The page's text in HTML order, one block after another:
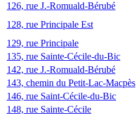
126, rue J.-Romuald-Bérubé
128, rue Principale Est
129, rue Principale
135, rue Sainte-Cécile-du-Bic
142, rue J.-Romuald-Bérubé
143, chemin du Petit-Lac-Macpès
146, rue Saint-Cécile-du-Bic
148, rue Sainte-Cécile